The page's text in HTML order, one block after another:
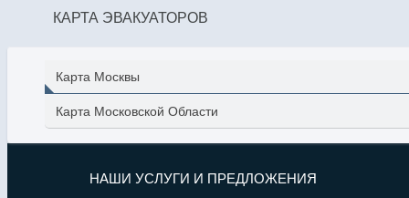
КАРТА ЭВАКУАТОРОВ
Карта Москвы
Карта Московской Области
НАШИ УСЛУГИ И ПРЕДЛОЖЕНИЯ